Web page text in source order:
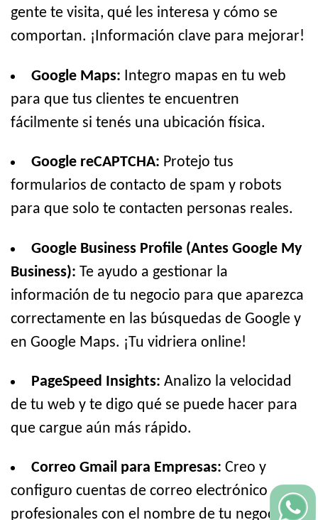
gente te visita, qué les interesa y cómo se
comportan. ¡Información clave para mejorar!
Google Maps: Integro mapas en tu web
para que tus clientes te encuentren
fácilmente si tenés una ubicación física.
Google reCAPTCHA: Protejo tus
formularios de contacto de spam y robots
para que solo te contacten personas reales.
Google Business Profile (Antes Google My
Business): Te ayudo a gestionar la
información de tu negocio para que aparezca
correctamente en las búsquedas de Google y
en Google Maps. ¡Tu vidriera online!
PageSpeed Insights: Analizo la velocidad
de tu web y te digo qué se puede hacer para
que cargue aún más rápido.
Correo Gmail para Empresas: Creo y
configuro cuentas de correo electrónico
profesionales con el nombre de tu negocio